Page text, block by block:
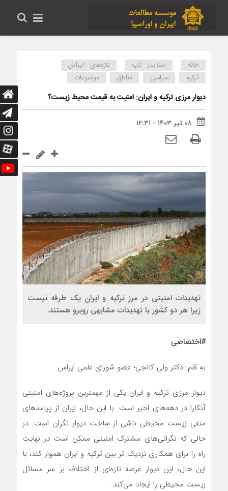
خانه اسلایدر تاپ
تازه‌های ایراس
ترکیه
سیاسی مناطق موضوعات
دیوار مرزی ترکیه و ایران: امنیت به قیمت محیط زیست؟
۰۸ تیر ۱۴۰۳ - ۱۲:۳۱
تهدیدات امنیتی در مرز ترکیه و ایران یک طرفه نیست
زیرا هر دو کشور با تهدیدات مشابهی روبرو هستند.
#اختصاصی
به قلم: دکتر ولی کالجی؛ عضو شورای علمی ایراس
دیوار مرزی ترکیه و ایران یکی از مهمترین پروژه‌های امنیتی
آنکارا در دهه‌های اخیر است. با این حال، ایران از پیامدهای
منفی زیست محیطی ناشی از ساخت دیوار نگران است. در
حالی که نگرانی‌های مشترک امنیتی ممکن است در نهایت
راه را برای همکاری نزدیک تر بین ترکیه و ایران هموار کند، با
این حال، این دیوار عرصه تازه‌ای از اختلاف بر سر مسائل
زیست محیطی را ایجاد‌ می‌کند.